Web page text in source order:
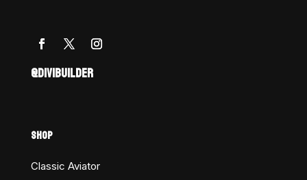
@DIVIBUILDER
SHOP
Classic Aviator